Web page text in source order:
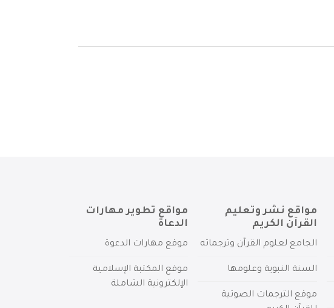
مواقع نشر وتعليم
القرآن الكريم
الجامع لعلوم القرآن وترجماته
السنة النبوية وعلومها
موقع الترجمات الصوتية
مواقع تطوير مهارات
الدعاة
موقع مهارات الدعوة
موقع المكتبة الإسلامية
الإلكترونية الشاملة